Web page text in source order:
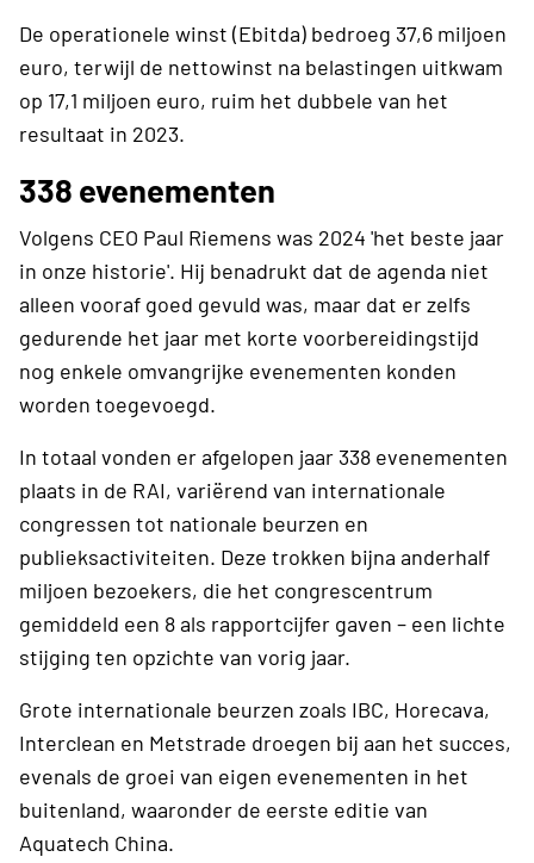
De operationele winst (Ebitda) bedroeg 37,6 miljoen
euro, terwijl de nettowinst na belastingen uitkwam
op 17,1 miljoen euro, ruim het dubbele van het
resultaat in 2023.
338 evenementen
Volgens CEO Paul Riemens was 2024 'het beste jaar
in onze historie'. Hij benadrukt dat de agenda niet
alleen vooraf goed gevuld was, maar dat er zelfs
gedurende het jaar met korte voorbereidingstijd
nog enkele omvangrijke evenementen konden
worden toegevoegd.
In totaal vonden er afgelopen jaar 338 evenementen
plaats in de RAI, variërend van internationale
congressen tot nationale beurzen en
publieksactiviteiten. Deze trokken bijna anderhalf
miljoen bezoekers, die het congrescentrum
gemiddeld een 8 als rapportcijfer gaven – een lichte
stijging ten opzichte van vorig jaar.
Grote internationale beurzen zoals IBC, Horecava,
Interclean en Metstrade droegen bij aan het succes,
evenals de groei van eigen evenementen in het
buitenland, waaronder de eerste editie van
Aquatech China.